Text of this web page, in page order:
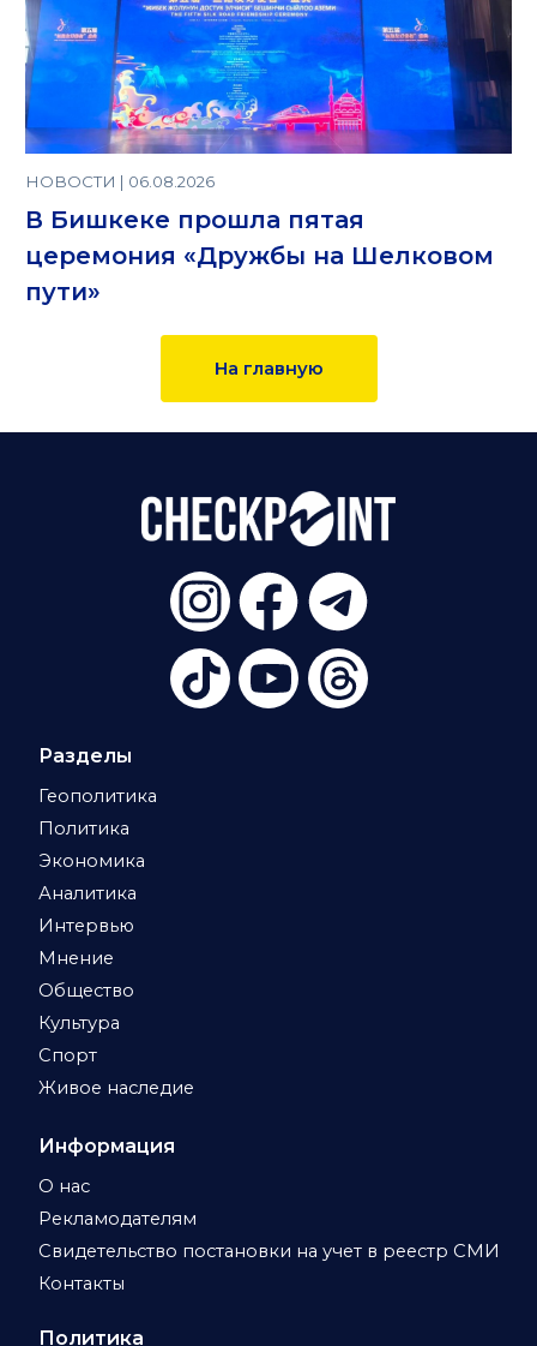
НОВОСТИ | 06.08.2026
В Бишкеке прошла пятая
церемония «Дружбы на Шелковом
пути»
На главную
Разделы
Геополитика
Политика
Экономика
Аналитика
Интервью
Мнение
Общество
Культура
Спорт
Живое наследие
Информация
О нас
Рекламодателям
Свидетельство постановки на учет в реестр СМИ
Контакты
Политика